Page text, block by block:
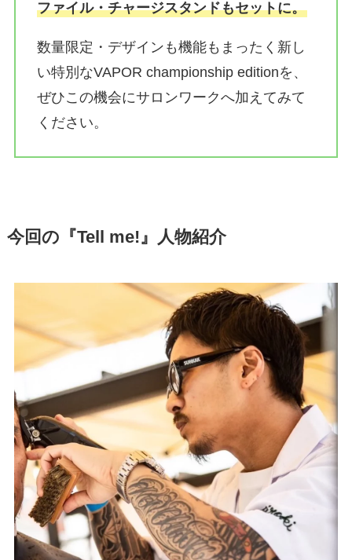
ファイル・チャージスタンドもセットに。
数量限定・デザインも機能もまったく新し
い特別なVAPOR championship editionを、
ぜひこの機会にサロンワークへ加えてみて
ください。
今回の『Tell me!』人物紹介